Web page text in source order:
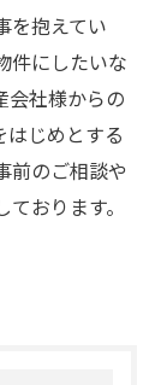
を抱えてい
件にしたいな
会社様からの
はじめとする
前のご相談や
おります。